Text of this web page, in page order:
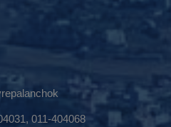
011-404068